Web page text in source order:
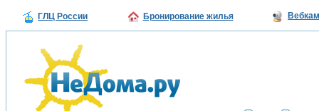
ГЛЦ России Бронирование жилья